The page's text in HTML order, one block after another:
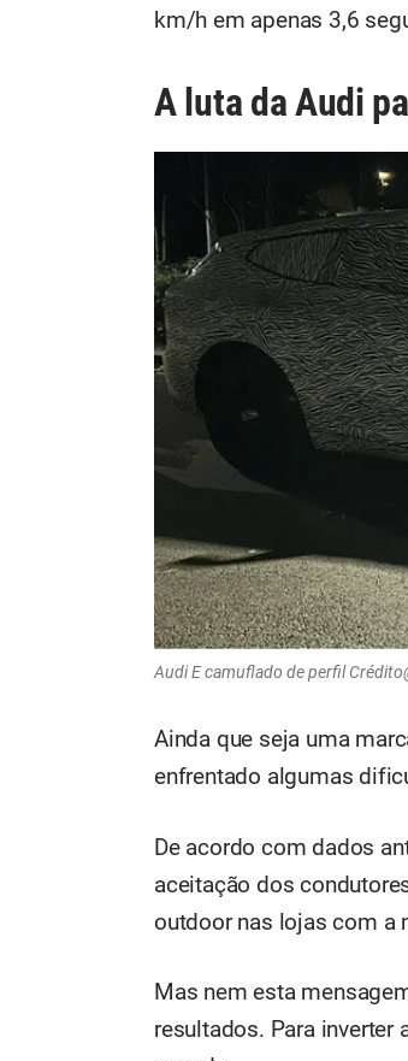
km/h em apenas 3,6
A luta da Audi
Audi E camuflado de perfil
Ainda que seja uma
enfrentado algumas
De acordo com dados
aceitação dos
outdoor nas lojas com a
Mas nem esta
resultados. Para inverter